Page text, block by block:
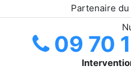
Partenaire
09 70